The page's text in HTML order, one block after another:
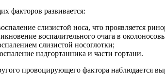
факторов развивается:
слизистой носа, что проявляется
воспалительного очага в
слизистой носоглотки;
надгортанника и части гортани.
провоцирующего фактора наблюдается